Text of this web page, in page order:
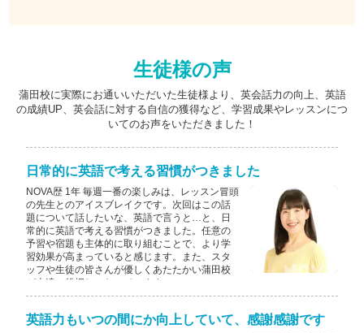
生徒様の声
蒲田校に実際にお通いいただいた生徒様より、英会話力の向上、英語
の成績UP、英会話に対する自信の獲得など、学習成果やレッスンにつ
いてのお声をいただきました！
日常的に英語で考える習慣がつきました
NOVA歴 1年 毎週一番の楽しみは、レッスン冒頭
の先生とのアイスブレイクです。次回はこの話
題について話したいな、英語で言うと…と、日
常的に英語で考える習慣がつきました。任意の
予習や宿題も主体的に取り組むことで、より学
習効果が高まっていると感じます。また、スタ
ッフや生徒の皆さんが優しくあたたかい蒲田校
が上達の後押しになっています♪
英語力もいつの間にか向上していて、感謝感謝です